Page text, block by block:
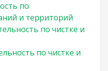
по
и территорий
по чистке и
по чистке и